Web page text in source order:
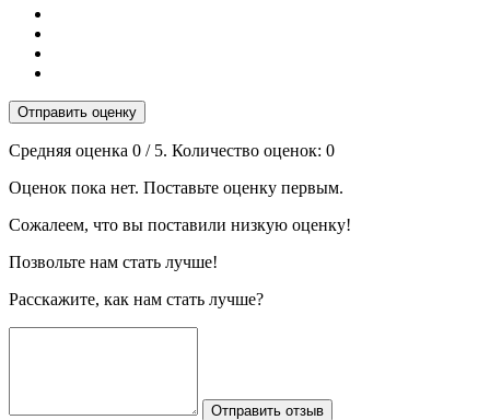
Отправить оценку
Средняя оценка 0 / 5. Количество оценок: 0
Оценок пока нет. Поставьте оценку первым.
Сожалеем, что вы поставили низкую оценку!
Позвольте нам стать лучше!
Расскажите, как нам стать лучше?
Отправить отзыв